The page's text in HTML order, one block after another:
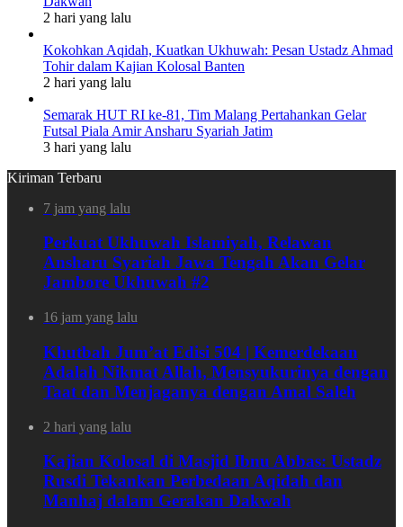
2 hari yang lalu
Kokohkan Aqidah, Kuatkan Ukhuwah: Pesan Ustadz Ahmad
Tohir dalam Kajian Kolosal Banten
2 hari yang lalu
Semarak HUT RI ke-81, Tim Malang Pertahankan Gelar
Futsal Piala Amir Ansharu Syariah Jatim
3 hari yang lalu
Kiriman Terbaru
7 jam yang lalu
Perkuat Ukhuwah Islamiyah, Relawan
Ansharu Syariah Jawa Tengah Akan Gelar
Jambore Ukhuwah #2
16 jam yang lalu
Khutbah Jum’at Edisi 504 | Kemerdekaan
Adalah Nikmat Allah, Mensyukurinya dengan
Taat dan Menjaganya dengan Amal Saleh
2 hari yang lalu
Kajian Kolosal di Masjid Ibnu Abbas: Ustadz
Rusdi Tekankan Perbedaan Aqidah dan
Manhaj dalam Gerakan Dakwah